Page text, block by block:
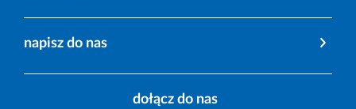
napisz do nas
dołącz do nas